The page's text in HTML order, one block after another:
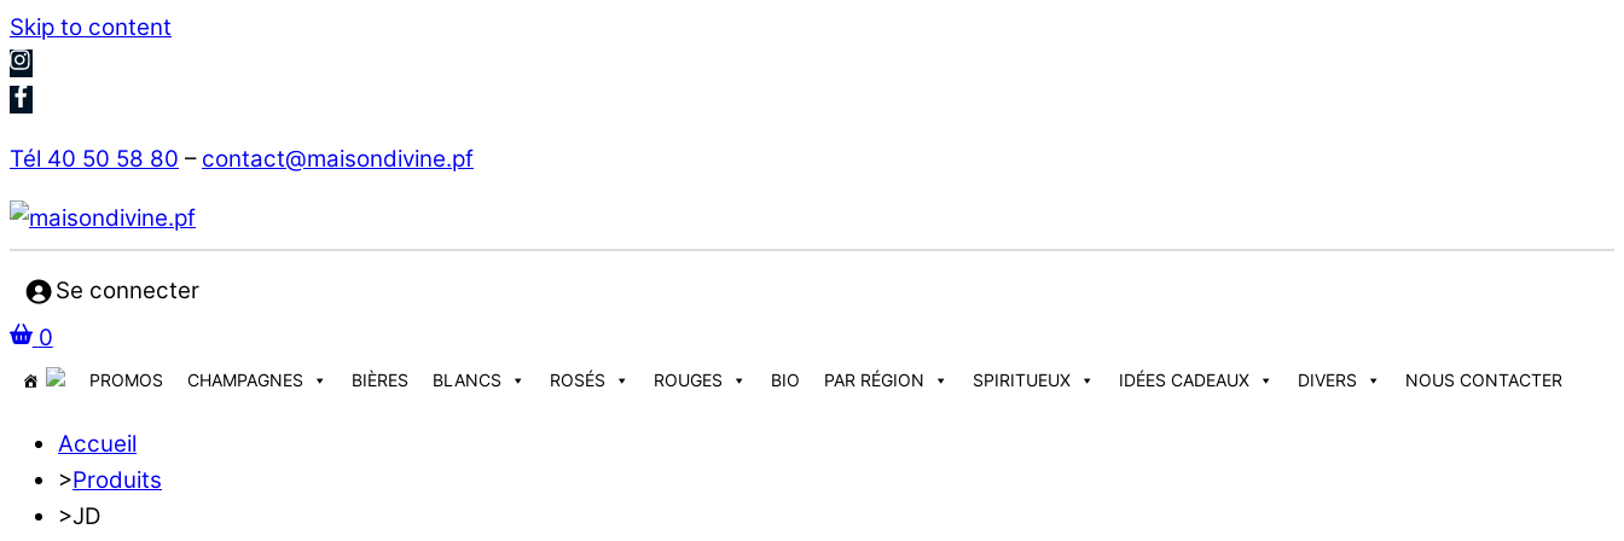
Skip to content
Tél 40 50 58 80 – contact@maisondivine.pf
Se connecter
0
PROMOS CHAMPAGNES BIÈRES BLANCS ROSÉS ROUGES BIO PAR RÉGION SPIRITUEUX IDÉES CADEAUX DIVERS NOUS CONTACTER
Accueil
>Produits
>JD